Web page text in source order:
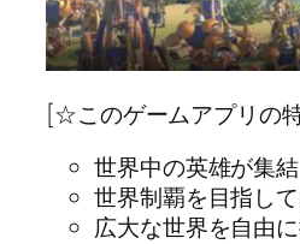
[☆このゲームアプリの
世界中の英雄が集
世界制覇を目指し
広大な世界を自由